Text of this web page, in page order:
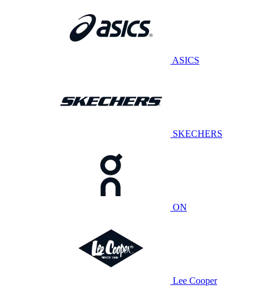
ASICS
SKECHERS
ON
Lee Cooper